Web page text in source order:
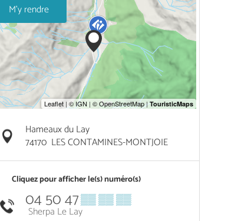
M'y rendre
Hameaux du Lay
74170 LES CONTAMINES-MONTJOIE
Cliquez pour afficher le(s) numéro(s)
04 50 47▒▒ ▒▒ ▒▒
Sherpa Le Lay